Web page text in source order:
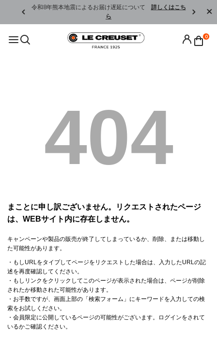
令和8年熊本地震によるお届け遅延について 詳しくはこち
ら
0
404
まことに申し訳ございません。リクエストされたページ
は、WEBサイト内に存在しません。
キャンペーンや製品の販売が終了してしまっているか、削除、または移動し
た可能性があります。
・もしURLをタイプしてページをリクエストした場合は、入力したURLの記
述を再度確認してください。
・もしリンクをクリックしてこのページが表示された場合は、ページが削除
されたか移動された可能性があります。
・お手数ですが、画面上部の「検索フォーム」にキーワードを入力しての検
索をお試しください。
・会員限定に公開しているページの可能性がございます。ログインをされて
いるかご確認ください。